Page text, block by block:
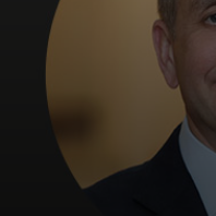
Für
Neuigkeiten